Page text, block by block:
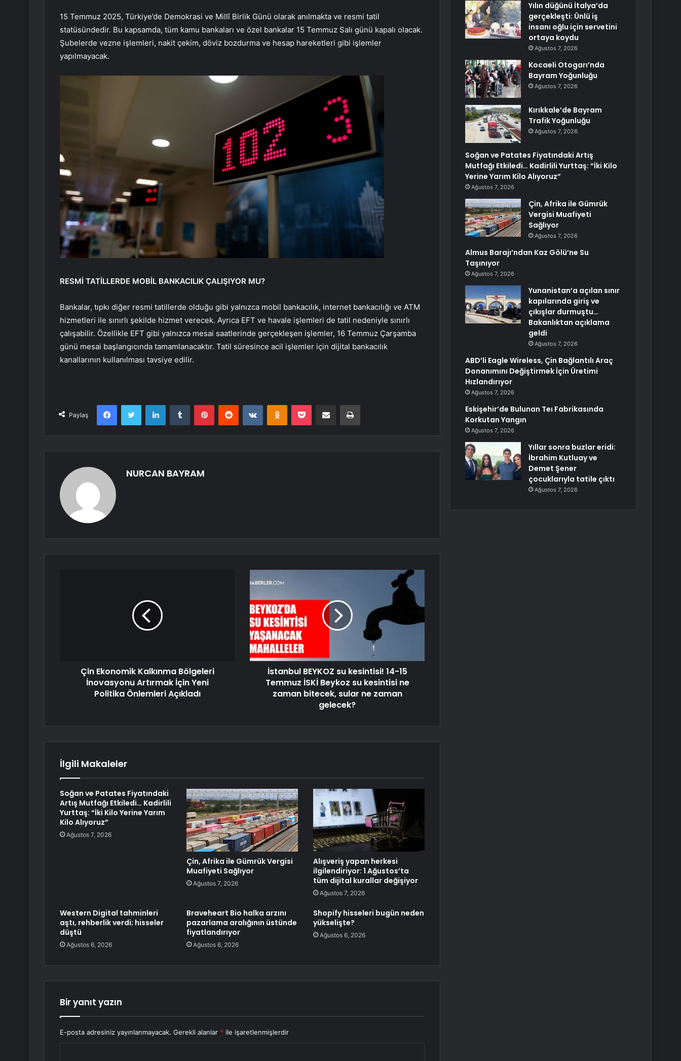
15 Temmuz 2025, Türkiye’de Demokrasi ve Millî Birlik Günü olarak anılmakta ve resmi tatil
statüsündedir. Bu kapsamda, tüm kamu bankaları ve özel bankalar 15 Temmuz Salı günü kapalı olacak.
Şubelerde vezne işlemleri, nakit çekim, döviz bozdurma ve hesap hareketleri gibi işlemler
yapılmayacak.
RESMİ TATİLLERDE MOBİL BANKACILIK ÇALIŞIYOR MU?
Bankalar, tıpkı diğer resmi tatillerde olduğu gibi yalnızca mobil bankacılık, internet bankacılığı ve ATM
hizmetleri ile sınırlı şekilde hizmet verecek. Ayrıca EFT ve havale işlemleri de tatil nedeniyle sınırlı
çalışabilir. Özellikle EFT gibi yalnızca mesai saatlerinde gerçekleşen işlemler, 16 Temmuz Çarşamba
günü mesai başlangıcında tamamlanacaktır. Tatil süresince acil işlemler için dijital bankacılık
kanallarının kullanılması tavsiye edilir.
Paylaş
FacebookTwitter LinkedInTumblr PinterestReddit VKontakteOdnoklassniki
Pocket E-Posta ile paylaş Yazdır
NURCAN BAYRAM
Çin Ekonomik Kalkınma Bölgeleri
İnovasyonu Artırmak İçin Yeni
Politika Önlemleri Açıkladı
İstanbul BEYKOZ su kesintisi! 14-15
Temmuz İSKİ Beykoz su kesintisi ne
zaman bitecek, sular ne zaman
gelecek?
İlgili Makaleler
Soğan ve Patates Fiyatındaki
Artış Mutfağı Etkiledi… Kadirlili
Yurttaş: “İki Kilo Yerine Yarım
Kilo Alıyoruz”
Ağustos 7, 2026
Çin, Afrika ile Gümrük Vergisi
Muafiyeti Sağlıyor
Ağustos 7, 2026
Alışveriş yapan herkesi
ilgilendiriyor: 1 Ağustos’ta
tüm dijital kurallar değişiyor
Ağustos 7, 2026
Western Digital tahminleri
aştı, rehberlik verdi; hisseler
düştü
Ağustos 6, 2026
Braveheart Bio halka arzını
pazarlama aralığının üstünde
fiyatlandırıyor
Ağustos 6, 2026
Shopify hisseleri bugün neden
yükselişte?
Ağustos 6, 2026
Bir yanıt yazın
E-posta adresiniz yayınlanmayacak. Gerekli alanlar * ile işaretlenmişlerdir
Yılın düğünü İtalya’da
gerçekleşti: Ünlü iş
insanı oğlu için servetini
ortaya koydu
Ağustos 7, 2026
Kocaeli Otogarı’nda
Bayram Yoğunluğu
Ağustos 7, 2026
Kırıkkale’de Bayram
Trafik Yoğunluğu
Ağustos 7, 2026
Soğan ve Patates Fiyatındaki Artış
Mutfağı Etkiledi… Kadirlili Yurttaş: “İki Kilo
Yerine Yarım Kilo Alıyoruz”
Ağustos 7, 2026
Çin, Afrika ile Gümrük
Vergisi Muafiyeti
Sağlıyor
Ağustos 7, 2026
Almus Barajı’ndan Kaz Gölü’ne Su
Taşınıyor
Ağustos 7, 2026
Yunanistan’a açılan sınır
kapılarında giriş ve
çıkışlar durmuştu…
Bakanlıktan açıklama
geldi
Ağustos 7, 2026
ABD’li Eagle Wireless, Çin Bağlantılı Araç
Donanımını Değiştirmek İçin Üretimi
Hızlandırıyor
Ağustos 7, 2026
Eskişehir’de Bulunan Teı Fabrikasında
Korkutan Yangın
Ağustos 7, 2026
Yıllar sonra buzlar eridi:
İbrahim Kutluay ve
Demet Şener
çocuklarıyla tatile çıktı
Ağustos 7, 2026